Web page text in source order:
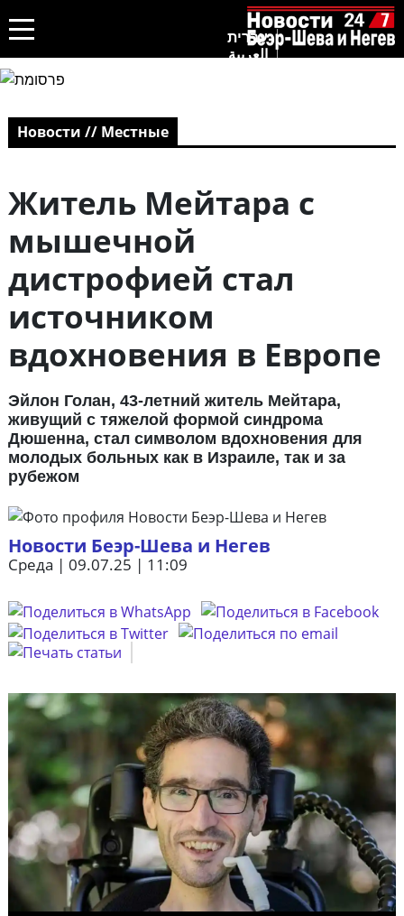
עברית
العربية
Новости // Местные
Житель Мейтара с
мышечной
дистрофией стал
источником
вдохновения в Европе
Эйлон Голан, 43-летний житель Мейтара,
живущий с тяжелой формой синдрома
Дюшенна, стал символом вдохновения для
молодых больных как в Израиле, так и за
рубежом
Новости Беэр-Шева и Негев
Среда | 09.07.25 | 11:09